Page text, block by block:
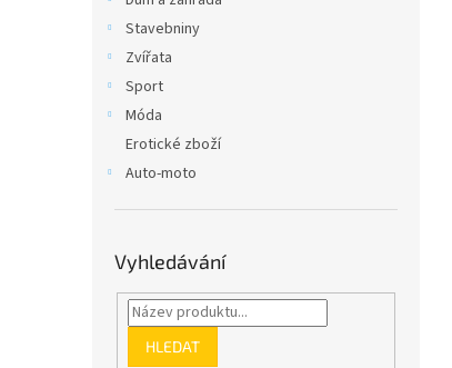
Stavebniny
Zvířata
Sport
Móda
Erotické zboží
Auto-moto
Vyhledávání
HLEDAT